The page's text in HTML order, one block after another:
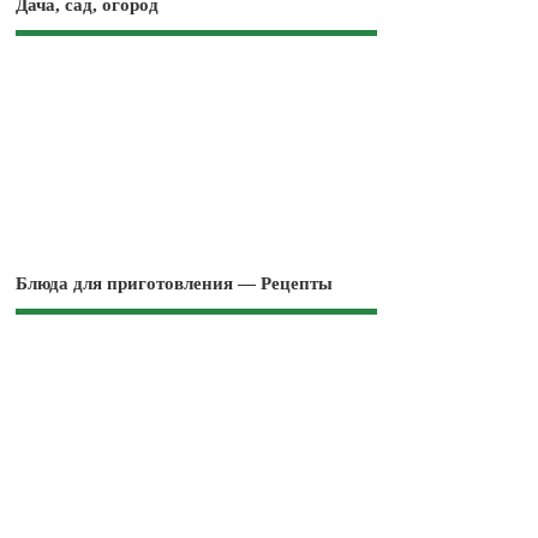
Дача, сад, огород
Блюда для приготовления — Рецепты